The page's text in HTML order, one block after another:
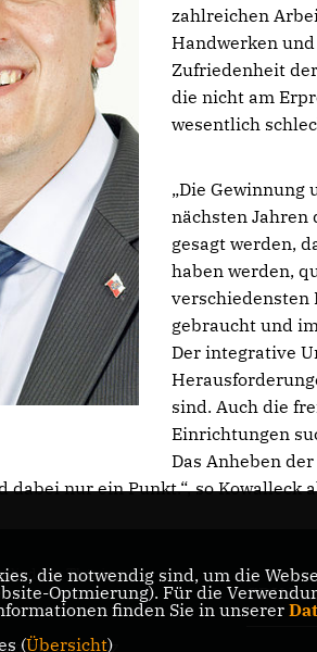
zahlreichen
Handwerken
Zufriedenheit
die nicht am
wesentlich
Die Gewinnung
nächsten Jahren
gesagt werden,
haben werden,
verschiedensten
gebraucht und
Der integrative
sind. Auch die
Einrichtungen
Das Anheben
dabei nur ein Punkt.“, so
des Thüringer
CDU
die notwendig sind, um die
Optmierung). Für die
finden Sie in unserer
(Übersicht)